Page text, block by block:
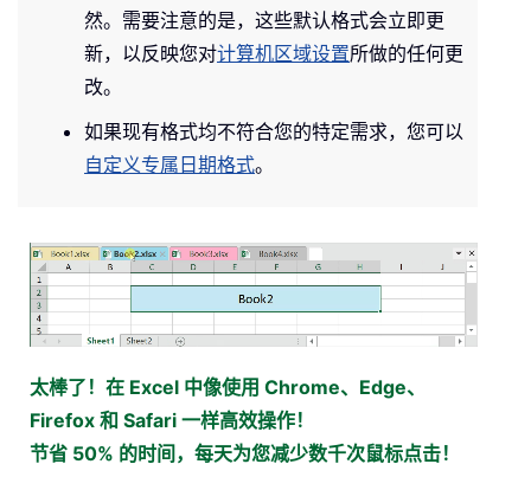
然。需要注意的是，这些默认格式会立即更
新，以反映您对计算机区域设置所做的任何更
改。
如果现有格式均不符合您的特定需求，您可以
自定义专属日期格式。
太棒了！在 Excel 中像使用 Chrome、Edge、
Firefox 和 Safari 一样高效操作！
节省 50% 的时间，每天为您减少数千次鼠标点击！